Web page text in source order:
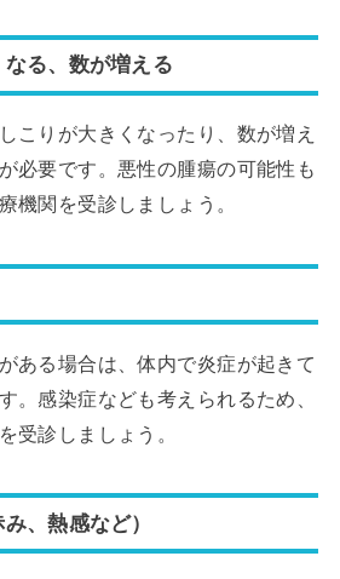
る、数が増える
こりが大きくなったり、数が増え
必要です。悪性の腫瘍の可能性も
機関を受診しましょう。
ある場合は、体内で炎症が起きて
。感染症なども考えられるため、
受診しましょう。
、熱感など）